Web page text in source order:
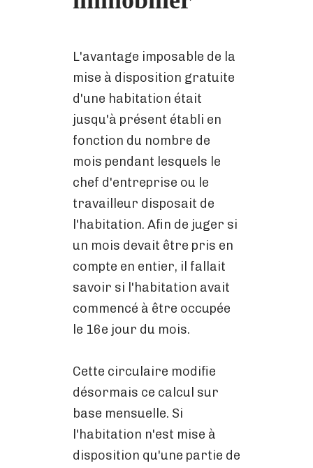
L'avantage imposable de la
mise à disposition gratuite
d'une habitation était
jusqu'à présent établi en
fonction du nombre de
mois pendant lesquels le
chef d'entreprise ou le
travailleur disposait de
l'habitation. Afin de juger si
un mois devait être pris en
compte en entier, il fallait
savoir si l'habitation avait
commencé à être occupée
le 16e jour du mois.
Cette circulaire modifie
désormais ce calcul sur
base mensuelle. Si
l'habitation n'est mise à
disposition qu'une partie de